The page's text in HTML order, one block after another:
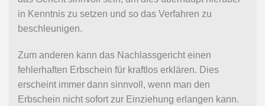
in Kenntnis zu setzen und so das Verfahren zu
beschleunigen.
Zum anderen kann das Nachlassgericht einen
fehlerhaften Erbschein für kraftlos erklären. Dies
erscheint immer dann sinnvoll, wenn man den
Erbschein nicht sofort zur Einziehung erlangen kann.